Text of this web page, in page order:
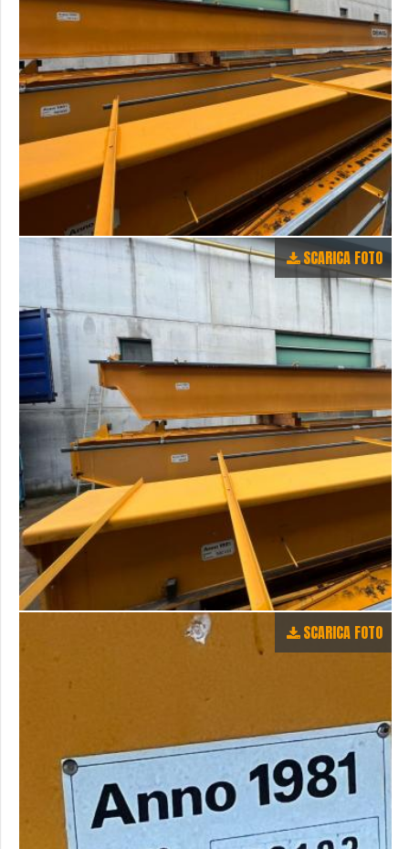
SCARICA FOTO
SCARICA FOTO